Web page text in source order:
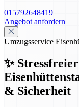
015792648419
Angebot anfordern
Umzugsservice
✨
& Sicherheit